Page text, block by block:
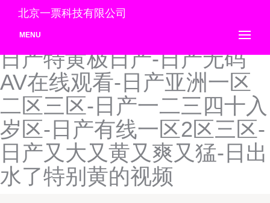
日产乱码芒果视频-日产免费
网站-日产区一线二线三AV-
日产特黄极日产-日产无码
AV在线观看-日产亚洲一区
二区三区-日产一二三四十入
岁区-日产有线一区2区三区-
日产又大又黄又爽又猛-日出
水了特别黄的视频
北京一票科技有限公司
MENU